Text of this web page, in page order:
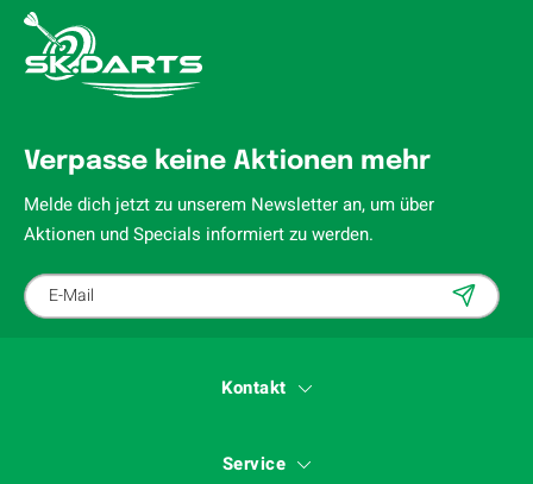
Verpasse keine Aktionen mehr
Melde dich jetzt zu unserem Newsletter an, um über
Aktionen und Specials informiert zu werden.
Kontakt
Service